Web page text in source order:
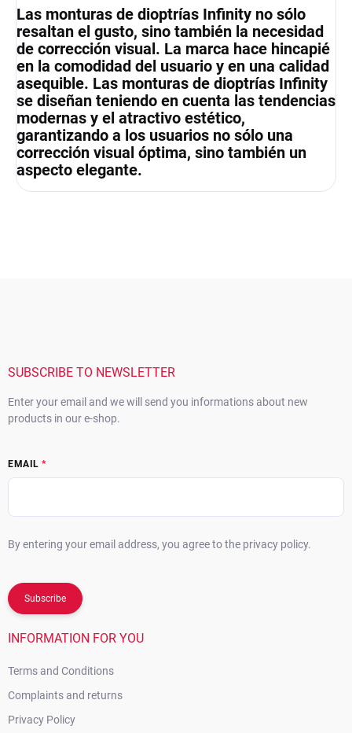
Las monturas de dioptrías Infinity no sólo
resaltan el gusto, sino también la necesidad
de corrección visual. La marca hace hincapié
en la comodidad del usuario y en una calidad
asequible. Las monturas de dioptrías Infinity
se diseñan teniendo en cuenta las tendencias
modernas y el atractivo estético,
garantizando a los usuarios no sólo una
corrección visual óptima, sino también un
aspecto elegante.
SUBSCRIBE TO NEWSLETTER
Enter your email and we will send you informations about new
products in our e-shop.
EMAIL
By entering your email address, you agree to the privacy policy.
Subscribe
INFORMATION FOR YOU
Terms and Conditions
Complaints and returns
Privacy Policy